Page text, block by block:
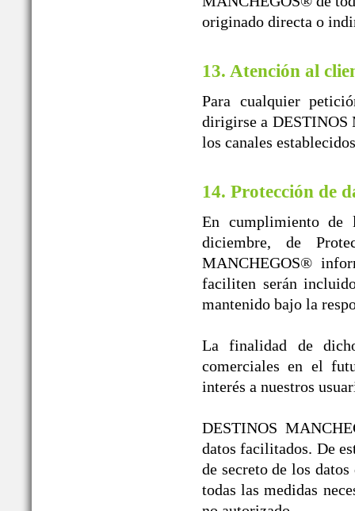
originado directa o
13. Atención al
Para cualquier
dirigirse a DESTINOS
los canales
14. Protección de
En cumplimiento de
diciembre, de
MANCHEGOS®
faciliten serán
mantenido bajo la
La finalidad de
comerciales en el
interés a nuestros
DESTINOS
datos facilitados. De
de secreto de los
todas las medidas